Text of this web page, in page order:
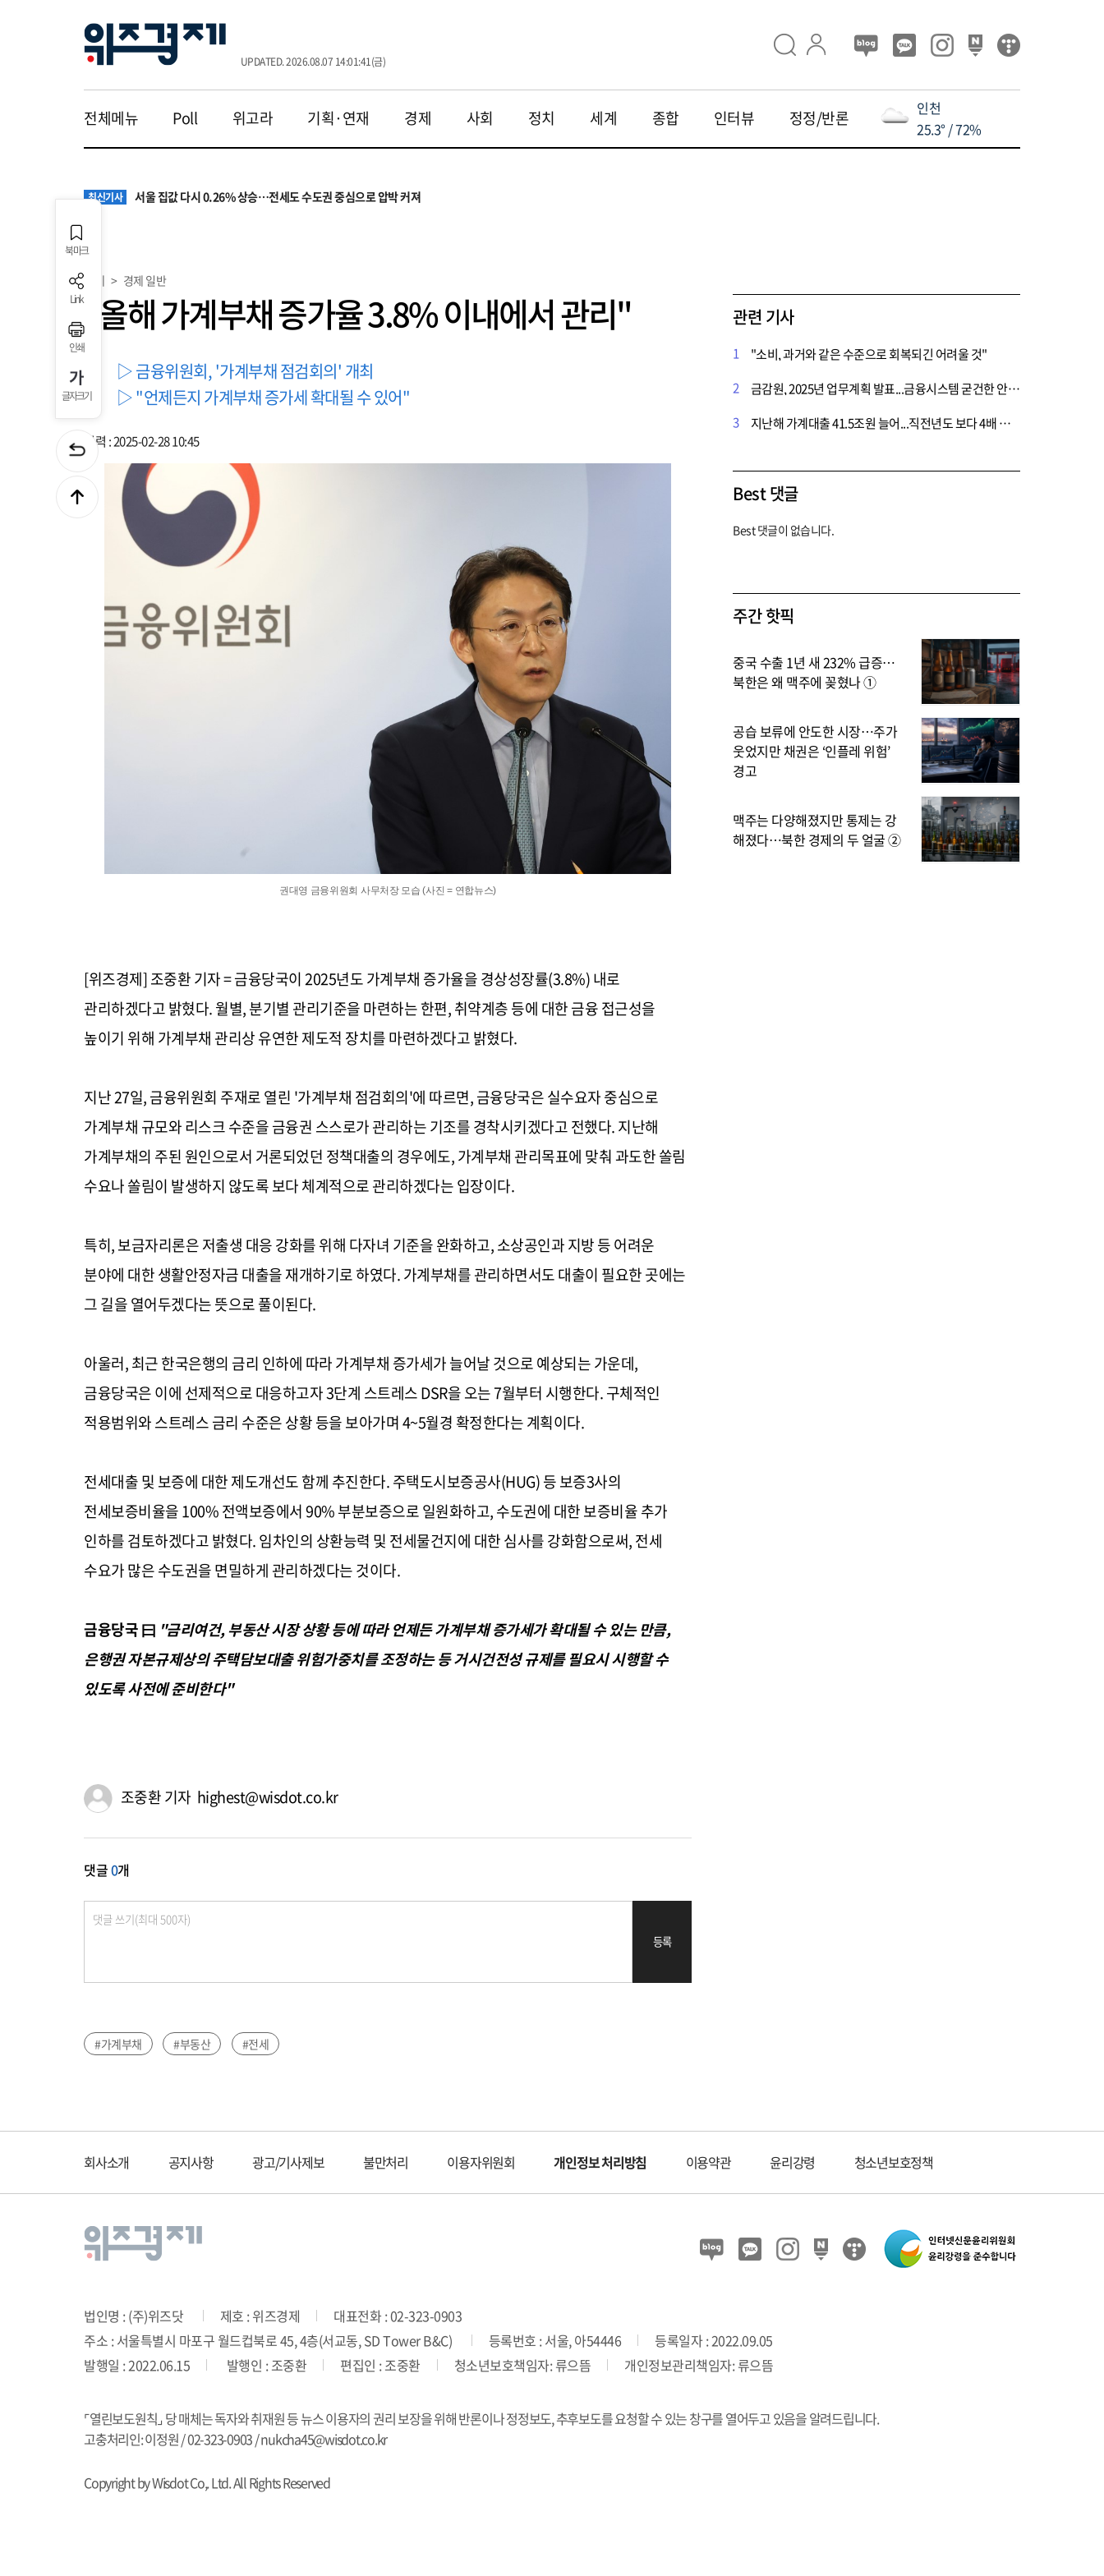
UPDATED. 2026.08.07 14:01:41(금)
전체메뉴 Poll 위고라 기획·연재 경제 사회 정치 세계 종합 인터뷰 정정/반론
인천
25.3° / 72%
최신기사 서울 집값 다시 0.26% 상승…전세도 수도권 중심으로 압박 커져
최신기사
북마크
Link
인쇄
글자크기
경제 > 경제 일반
"올해 가계부채 증가율 3.8% 이내에서 관리"
▷ 금융위원회, '가계부채 점검회의' 개최
▷ "언제든지 가계부채 증가세 확대될 수 있어"
입력 : 2025-02-28 10:45
권대영 금융위원회 사무처장 모습 (사진 = 연합뉴스)
[위즈경제] 조중환 기자 = 금융당국이 2025년도 가계부채 증가율을 경상성장률(3.8%) 내로
관리하겠다고 밝혔다. 월별, 분기별 관리기준을 마련하는 한편, 취약계층 등에 대한 금융 접근성을
높이기 위해 가계부채 관리상 유연한 제도적 장치를 마련하겠다고 밝혔다.
지난 27일, 금융위원회 주재로 열린 '가계부채 점검회의'에 따르면, 금융당국은 실수요자 중심으로
가계부채 규모와 리스크 수준을 금융권 스스로가 관리하는 기조를 경착시키겠다고 전했다. 지난해
가계부채의 주된 원인으로서 거론되었던 정책대출의 경우에도, 가계부채 관리목표에 맞춰 과도한 쏠림
수요나 쏠림이 발생하지 않도록 보다 체계적으로 관리하겠다는 입장이다.
특히, 보금자리론은 저출생 대응 강화를 위해 다자녀 기준을 완화하고, 소상공인과 지방 등 어려운
분야에 대한 생활안정자금 대출을 재개하기로 하였다. 가계부채를 관리하면서도 대출이 필요한 곳에는
그 길을 열어두겠다는 뜻으로 풀이된다.
아울러, 최근 한국은행의 금리 인하에 따라 가계부채 증가세가 늘어날 것으로 예상되는 가운데,
금융당국은 이에 선제적으로 대응하고자 3단계 스트레스 DSR을 오는 7월부터 시행한다. 구체적인
적용범위와 스트레스 금리 수준은 상황 등을 보아가며 4~5월경 확정한다는 계획이다.
전세대출 및 보증에 대한 제도개선도 함께 추진한다. 주택도시보증공사(HUG) 등 보증3사의
전세보증비율을 100% 전액보증에서 90% 부분보증으로 일원화하고, 수도권에 대한 보증비율 추가
인하를 검토하겠다고 밝혔다. 임차인의 상환능력 및 전세물건지에 대한 심사를 강화함으로써, 전세
수요가 많은 수도권을 면밀하게 관리하겠다는 것이다.
금융당국 曰 "금리여건, 부동산 시장 상황 등에 따라 언제든 가계부채 증가세가 확대될 수 있는 만큼,
은행권 자본규제상의 주택담보대출 위험가중치를 조정하는 등 거시건전성 규제를 필요시 시행할 수
있도록 사전에 준비한다"
조중환 기자 highest@wisdot.co.kr
댓글0개
등록
관련 기사
1
"소비, 과거와 같은 수준으로 회복되긴 어려울 것"
2
금감원, 2025년 업무계획 발표...금융시스템 굳건한 안정 확보 총력
3
지난해 가계대출 41.5조원 늘어...직전년도 보다 4배 증가
Best 댓글
Best 댓글이 없습니다.
주간 핫픽
중국 수출 1년 새 232% 급증…
북한은 왜 맥주에 꽂혔나 ①
공습 보류에 안도한 시장…주가
웃었지만 채권은 ‘인플레 위험’
경고
맥주는 다양해졌지만 통제는 강
해졌다…북한 경제의 두 얼굴 ②
#가계부채 #부동산 #전세
회사소개 공지사항 광고/기사제보 불만처리 이용자위원회 개인정보 처리방침 이용약관 윤리강령 청소년보호정책
법인명 : (주)위즈닷 제호 : 위즈경제
대표전화 : 02-323-0903
주소 : 서울특별시 마포구 월드컵북로 45, 4층(서교동, SD Tower B&C)
등록번호 : 서울, 아54446
등록일자 : 2022.09.05
발행일 : 2022.06.15
발행인 : 조중환 편집인 : 조중환 청소년보호책임자: 류으뜸 개인정보관리책임자: 류으뜸
⌜열린보도원칙⌟ 당 매체는 독자와 취재원 등 뉴스 이용자의 권리 보장을 위해 반론이나 정정보도, 추후보도를 요청할 수 있는 창구를 열어두고 있음을 알려드립니다.
고충처리인: 이정원 / 02-323-0903 / nukcha45@wisdot.co.kr
Copyright by Wisdot Co,. Ltd. All Rights Reserved